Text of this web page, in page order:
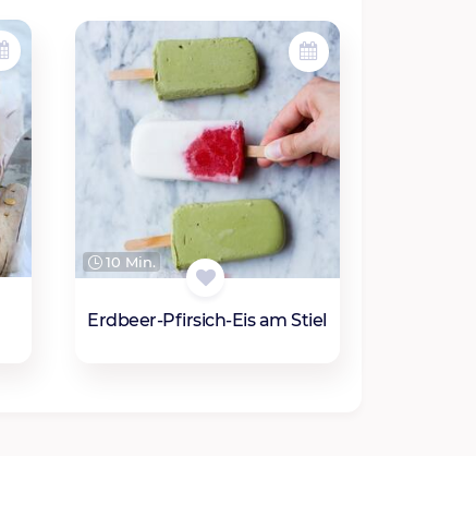
10 Min.
Erdbeer-Pfirsich-Eis am Stiel